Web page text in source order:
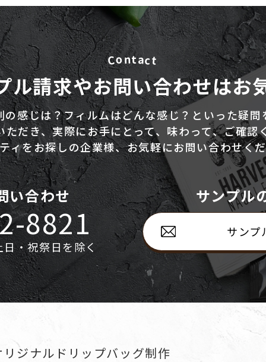
Contact
ル請求やお問い合わせはお
の感じは？フィルムはどんな感じ？といった疑問
ただき、実際にお手にとって、味わって、ご確認
ィをお探しの企業様、お気軽にお問い合わせく
い合わせ
8821
・祝祭日を除く
サンプル
サンプ
リジナルドリップバッグ制作